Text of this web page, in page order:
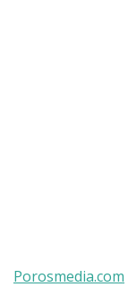
Porosmedia.com